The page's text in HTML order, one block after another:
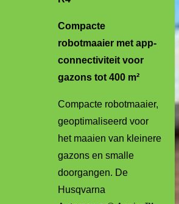
Compacte
robotmaaier met app-
connectiviteit voor
gazons tot 400 m²
Compacte robotmaaier,
geoptimaliseerd voor
het maaien van kleinere
gazons en smalle
doorgangen. De
Husqvarna